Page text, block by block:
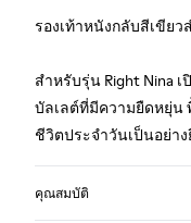
รองเท้าหนังกลับสีเขีย
สำหรับรุ่น Right Nina
บัลเลต์ที่มีความยืดหยุ่น
ชีวิตประจำวันเป็นอย่าง
คุณสมบัติ